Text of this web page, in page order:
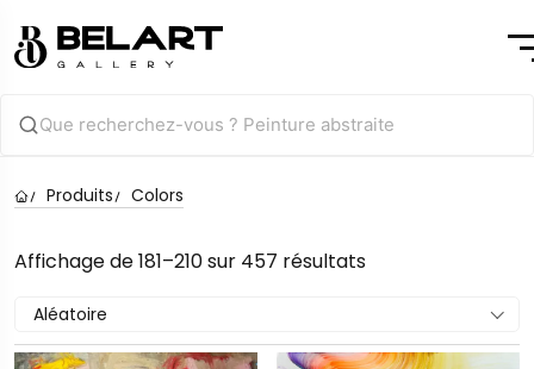
Produits Colors
Affichage de 181–210 sur 457 résultats
Aléatoire